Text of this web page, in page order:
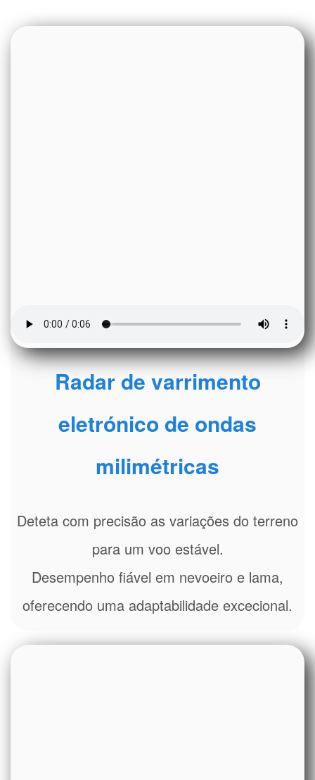
Radar de varrimento
eletrónico de ondas
milimétricas
Deteta com precisão as variações do terreno
para um voo estável.
Desempenho fiável em nevoeiro e lama,
oferecendo uma adaptabilidade excecional.